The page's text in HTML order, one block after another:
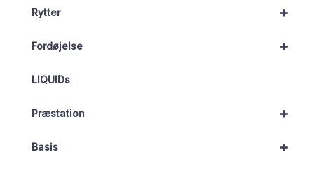
+
Rytter
+
Fordøjelse
LIQUIDs
+
Præstation
+
Basis